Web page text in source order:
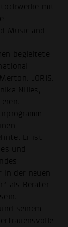
mit
Music and
begleitete
JORIS,
Nilles,
Er ist
und
in der neuen
als Berater
seinem